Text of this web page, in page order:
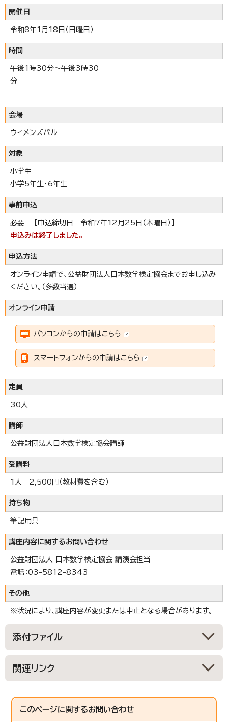
開催日
令和8年1月18日（日曜日）
時間
午後1時30分～午後3時30
分
会場
ウィメンズパル
対象
小学生
小学5年生・6年生
事前申込
必要 ［申込締切日 令和7年12月25日（木曜日）］
申込みは終了しました。
申込方法
オンライン申請で、公益財団法人日本数学検定協会までお申し込み
ください。（多数当選）
オンライン申請
パソコンからの申請はこちら
スマートフォンからの申請はこちら
定員
30人
講師
公益財団法人日本数学検定協会講師
受講料
1人 2,500円（教材費を含む）
持ち物
筆記用具
講座内容に関するお問い合わせ
公益財団法人 日本数学検定協会 講演会担当
電話：03-5812-8343
その他
※状況により、講座内容が変更または中止となる場合があります。
添付ファイル
関連リンク
このページに関するお問い合わせ